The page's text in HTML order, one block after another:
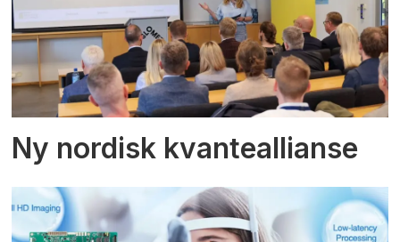
Ny nordisk kvanteallianse